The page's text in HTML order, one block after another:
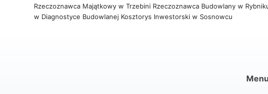
Rzeczoznawca Majątkowy w Trzebini Rzeczoznawca Budowlany w
w Diagnostyce Budowlanej Kosztorys Inwestorski w Sosnowcu
Menu